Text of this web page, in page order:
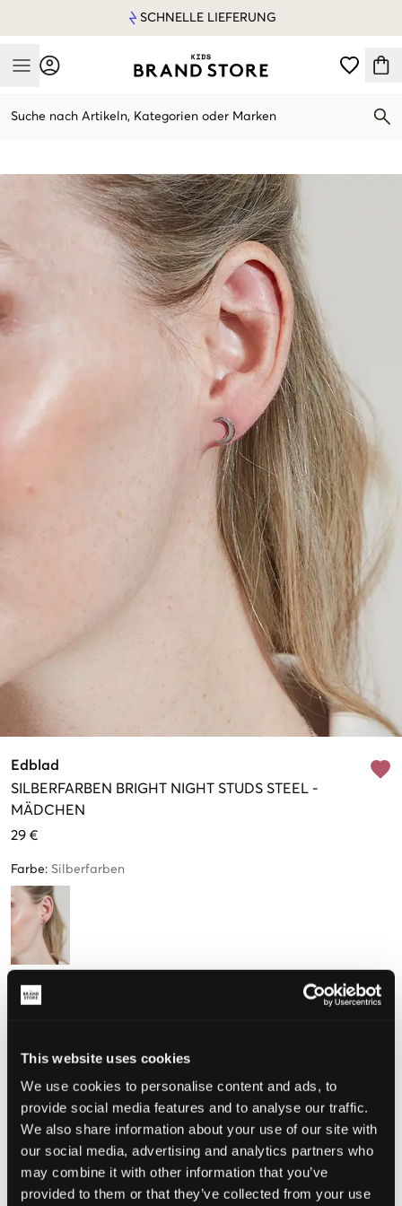
This website uses cookies
We use cookies to personalise content and ads, to
provide social media features and to analyse our traffic.
We also share information about your use of our site with
our social media, advertising and analytics partners who
may combine it with other information that you’ve
provided to them or that they’ve collected from your use
SCHNELLE LIEFERUNG
Mobile Menu
Suche nach Artikeln, Kategorien oder Marken
Edblad
SILBERFARBEN BRIGHT NIGHT STUDS STEEL -
MÄDCHEN
29 €
Farbe: Silberfarben
Größe
Nur 3
Wahrgenommene Größe
Klein Perfekt Groß